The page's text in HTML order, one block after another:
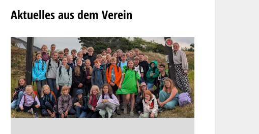
Aktuelles aus dem Verein